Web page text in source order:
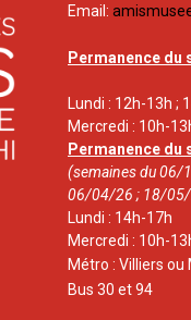
Email:
Permanence du
Lundi : 12h-13h ;
Mercredi : 10h-
Permanence du
(semaines du
06/04/26 ; 18/
Lundi : 14h-17h
Mercredi : 10h-
Métro : Villiers ou
Bus 30 et 94